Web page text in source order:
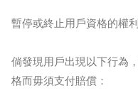
暫停或終止用戶資格的權利
倘發現用戶出現以下行為
格而毋須支付賠償：